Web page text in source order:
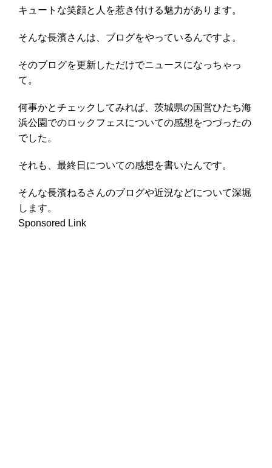
キュートな笑顔と人を惹き付ける魅力があります。
そんな長濱さんは、ブログをやっているんですよ。
そのブログを更新しただけでニュースになっちゃっ
て。
何事かとチェックしてみれば、茨城県の国営ひたち海
浜公園でのロックフェスについての感想をつづったの
でした。
それも、最終日についての感想を書いたんです。
そんな長濱ねるさんのブログや近況などについて深堀
します。
Sponsored Link